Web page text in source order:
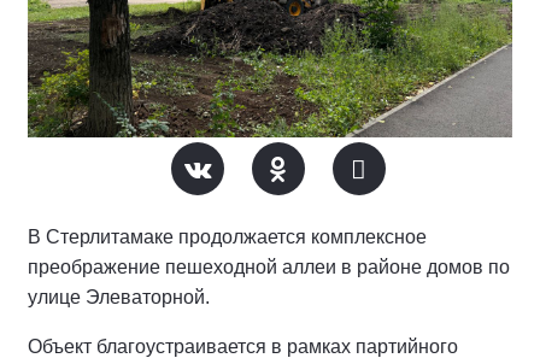
В Стерлитамаке продолжается комплексное
преображение пешеходной аллеи в районе домов по
улице Элеваторной.
Объект благоустраивается в рамках партийного